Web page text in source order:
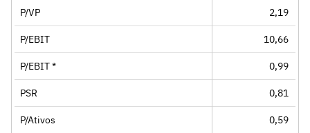
P/VP 2,19
P/EBIT 10,66
P/EBIT * 0,99
PSR 0,81
P/Ativos 0,59